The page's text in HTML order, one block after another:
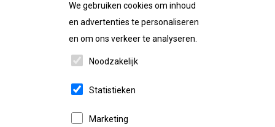
Bosdel 54 A
3600 Genk
FAQ
We gebruiken cookies om inhoud
en advertenties te personaliseren
en om ons verkeer te analyseren.
Noodzakelijk
Statistieken
Marketing